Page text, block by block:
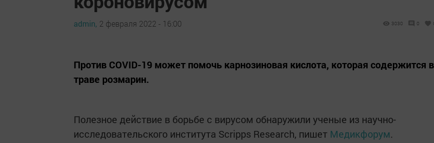
admin, 2 февраля 2022 - 16:00 3030 0
Против COVID-19 может помочь карнозиновая кислота, которая содержится в
траве розмарин.
Полезное действие в борьбе с вирусом обнаружили ученые из научно-
исследовательского института Scripps Research, пишет Медикфорум.